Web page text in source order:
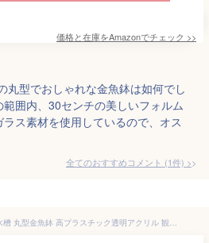
価格と在庫をAmazonでチェック >>
丸型でおしゃれな金魚鉢は如何でし
囲内、30センチの美しいフォルム
ス素材を使用しているので、オス
全てのおすすめコメント (1件) >
水槽 金魚鉢 ガラス丸型 水槽 丸型金魚鉢 高プラスチック透明アクリル 観葉植物 厚い透明なガラス 水培 大容量 おしゃれ 室内装飾品 水耕栽培植物 魚愛好家 (30cm)